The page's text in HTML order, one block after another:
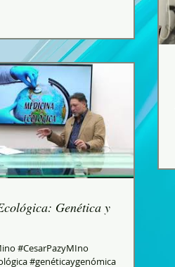
Genética y
#CesarPazyMIno
#genéticaygenómica